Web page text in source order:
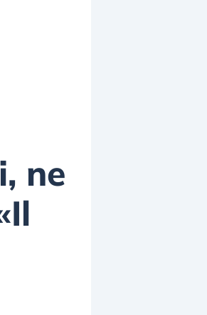
ne